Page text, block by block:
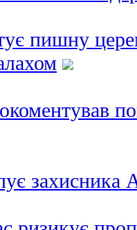
пишну
захисника